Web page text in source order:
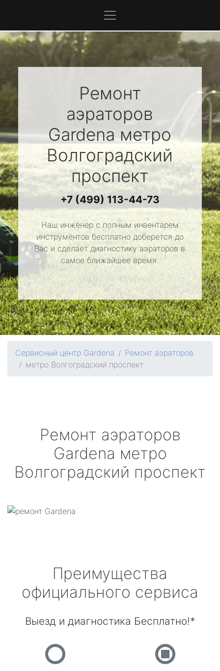
Ремонт
аэраторов
Gardenaметро
Волгоградский
проспект
+7 (499) 113-44-73
Наш инженер с полным инвентарем
инструментов бесплатно доберется до
Вас и сделает диагностику аэраторов в
самое ближайшее время.
Сервисный центр Gardena
Ремонт аэраторов
метро Волгоградский проспект
Ремонт аэраторов
Gardena метро
Волгоградский проспект
Преимущества
официального сервиса
Выезд и диагностика Бесплатно!*